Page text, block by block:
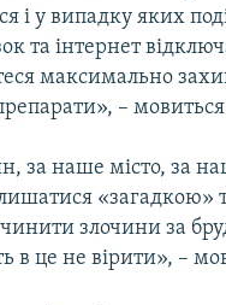
і у випадку яких
та інтернет
максимально
–
за наше місто, за
злочини за
в це не вірити», –